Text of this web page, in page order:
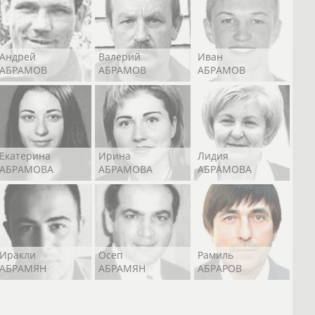
Андрей
АБРАМОВ
Валерий
АБРАМОВ
Иван
АБРАМОВ
Екатерина
АБРАМОВА
Ирина
АБРАМОВА
Лидия
АБРАМОВА
Иракли
АБРАМЯН
Осеп
АБРАМЯН
Рамиль
АБРАРОВ